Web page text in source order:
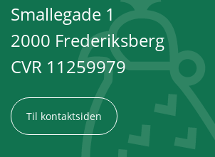
Smallegade 1
2000 Frederiksberg
CVR 11259979
Til kontaktsiden